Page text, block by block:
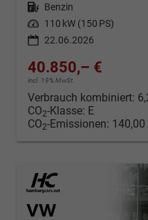
Kraftstoff Benzin
Leistung 110 kW (150 PS)
22.06.2026
40.850,– €
incl. 19% MwSt.
Verbrauch kombiniert:
CO2-Klasse: E
CO2-Emissionen: